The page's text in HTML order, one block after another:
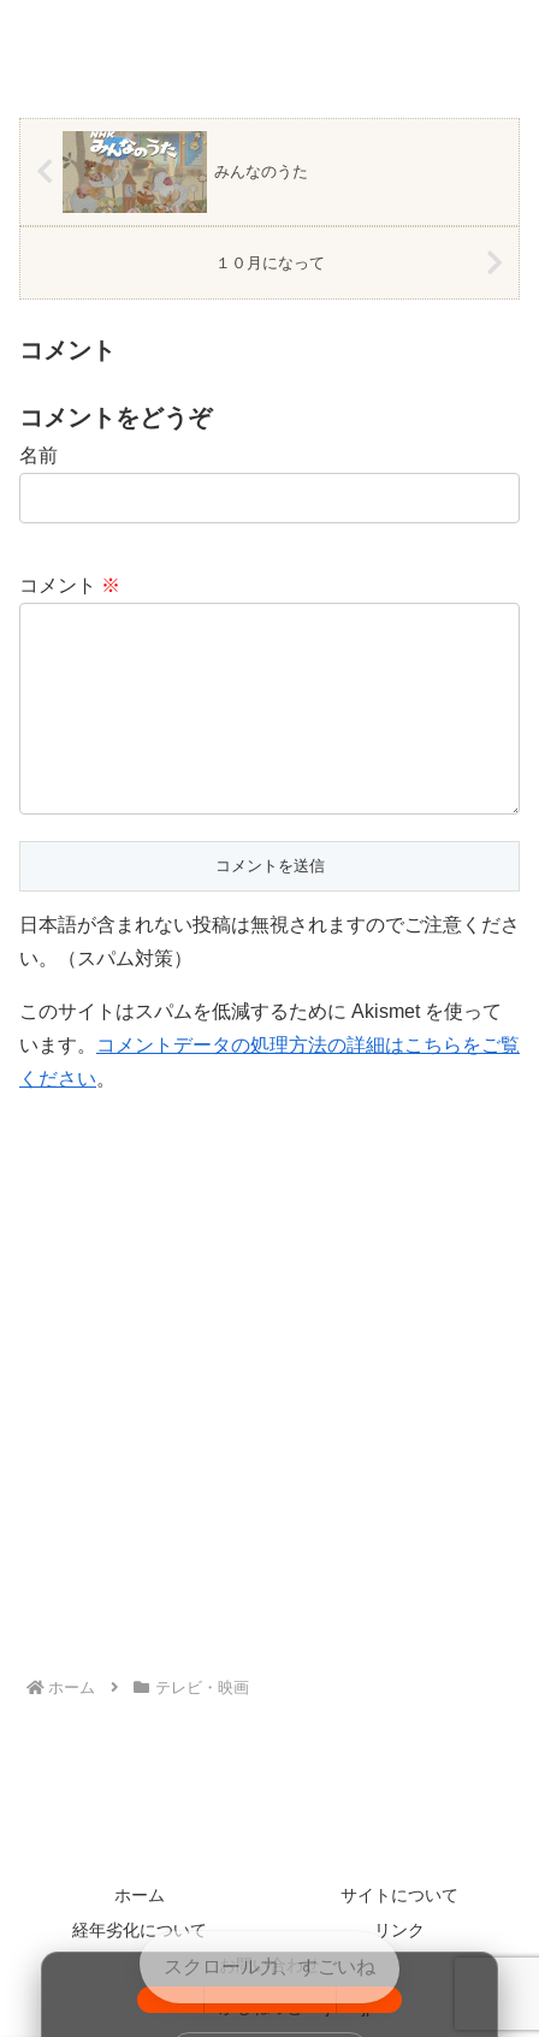
みんなのうた
１０月になって
コメント
コメントをどうぞ
名前
コメント ※
日本語が含まれない投稿は無視されますのでご注意くださ
い。（スパム対策）
このサイトはスパムを低減するために Akismet を使って
います。
コメントデータの処理方法の詳細はこちらをご覧
ください。
ホーム テレビ・映画
ホーム
サイトについて
経年劣化について
リンク
お問い合わせ
© 2005 かじねっと kajinet.jp.